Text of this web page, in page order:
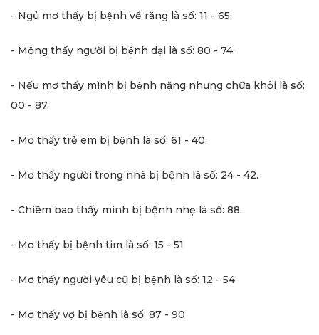
- Ngủ mơ thấy bị bệnh về răng là số: 11 - 65.
- Mộng thấy người bị bệnh dại là số: 80 - 74.
- Nếu mơ thấy mình bị bệnh nặng nhưng chữa khỏi là số:
00 - 87.
- Mơ thấy trẻ em bị bệnh là số: 61 - 40.
- Mơ thấy người trong nhà bị bệnh là số: 24 - 42.
- Chiêm bao thấy mình bị bệnh nhẹ là số: 88.
- Mơ thấy bị bệnh tim là số: 15 - 51
- Mơ thấy người yêu cũ bị bệnh là số: 12 - 54
- Mơ thấy vợ bị bệnh là số: 87 - 90